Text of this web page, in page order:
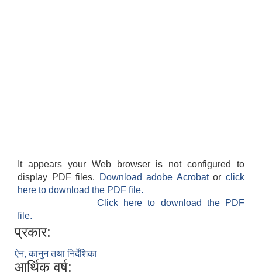
It appears your Web browser is not configured to
display PDF files.
Download adobe Acrobatorclick
here to download the PDF file.
Click here to download the PDF
file.
प्रकार:
ऐन, कानुन तथा निर्देशिका
आर्थिक वर्ष: